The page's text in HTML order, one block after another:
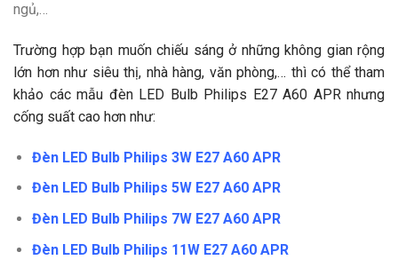
ngủ,…
Trường hợp bạn muốn chiếu sáng ở những không gian rộng
lớn hơn như siêu thị, nhà hàng, văn phòng,… thì có thể tham
khảo các mẫu đèn LED Bulb Philips E27 A60 APR nhưng
cống suất cao hơn như:
Đèn LED Bulb Philips 3W E27 A60 APR
Đèn LED Bulb Philips 5W E27 A60 APR
Đèn LED Bulb Philips 7W E27 A60 APR
Đèn LED Bulb Philips 11W E27 A60 APR